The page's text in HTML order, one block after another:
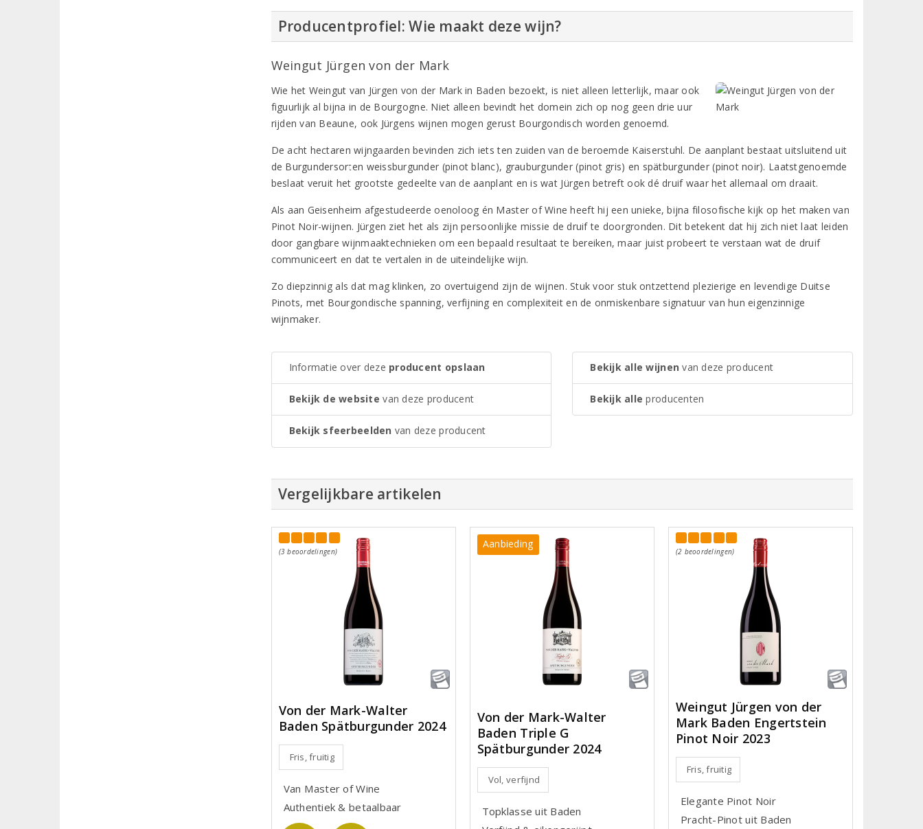
Producentprofiel: Wie maakt deze wijn?
Weingut Jürgen von der Mark
Wie het Weingut van Jürgen von der Mark in Baden bezoekt, is niet alleen letterlijk, maar ook
figuurlijk al bijna in de Bourgogne. Niet alleen bevindt het domein zich op nog geen drie uur
rijden van Beaune, ook Jürgens wijnen mogen gerust Bourgondisch worden genoemd.
De acht hectaren wijngaarden bevinden zich iets ten zuiden van de beroemde Kaiserstuhl. De aanplant bestaat uitsluitend uit
de Burgundersorten weissburgunder (pinot blanc), grauburgunder (pinot gris) en spätburgunder (pinot noir). Laatstgenoemde
beslaat veruit het grootste gedeelte van de aanplant en is wat Jürgen betreft ook dé druif waar het allemaal om draait.
Als aan Geisenheim afgestudeerde oenoloog én Master of Wine heeft hij een unieke, bijna filosofische kijk op het maken van
Pinot Noir-wijnen. Jürgen ziet het als zijn persoonlijke missie de druif te doorgronden. Dit betekent dat hij zich niet laat leiden
door gangbare wijnmaaktechnieken om een bepaald resultaat te bereiken, maar juist probeert te verstaan wat de druif
communiceert en dat te vertalen in de uiteindelijke wijn.
Zo diepzinnig als dat mag klinken, zo overtuigend zijn de wijnen. Stuk voor stuk ontzettend plezierige en levendige Duitse
Pinots, met Bourgondische spanning, verfijning en complexiteit en de onmiskenbare signatuur van hun eigenzinnige
wijnmaker.
Informatie over deze producent opslaan
Bekijk de website van deze producent
Bekijk sfeerbeelden van deze producent
Bekijk alle wijnen van deze producent
Bekijk alle producenten
Vergelijkbare artikelen
(3 beoordelingen)
Von der Mark-Walter
Baden Spätburgunder 2024
Fris, fruitig
Van Master of Wine
Authentiek & betaalbaar
Aanbieding
Von der Mark-Walter
Baden Triple G
Spätburgunder 2024
Vol, verfijnd
Topklasse uit Baden
(2 beoordelingen)
Weingut Jürgen von der
Mark Baden Engertstein
Pinot Noir 2023
Fris, fruitig
Elegante Pinot Noir
Pracht-Pinot uit Baden